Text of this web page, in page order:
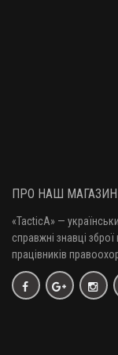
ПРО НАШ МАГАЗИН
«TacticA» — у
справжні знавці
працівників